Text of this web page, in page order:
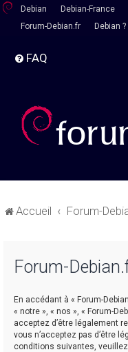
Debian Debian-France
Forum-Debian.fr
Debian ?
FAQ
Accueil Forum-
Forum-
En accédant à « Forum-
« notre », « nos », « Forum-
acceptez d’être légalement
vous n’acceptez pas d’être
conditions suivantes,